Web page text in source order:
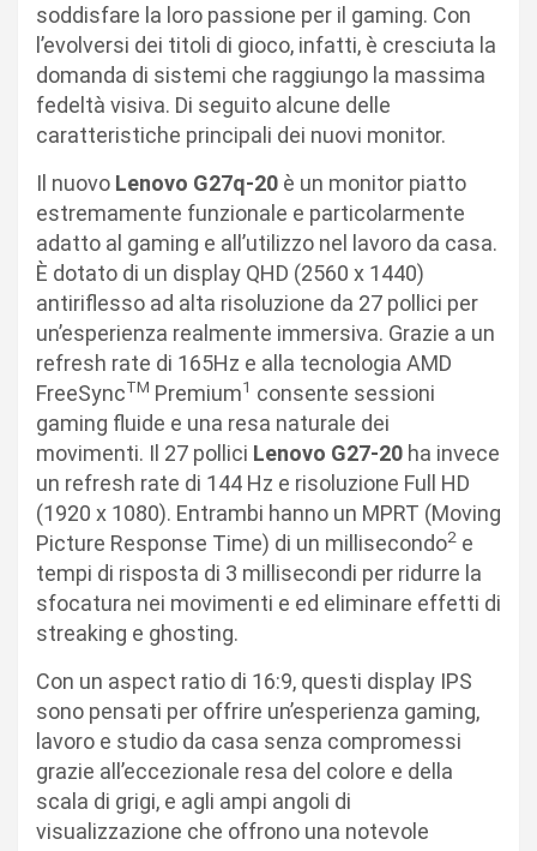
soddisfare la loro passione per il gaming. Con
l’evolversi dei titoli di gioco, infatti, è cresciuta la
domanda di sistemi che raggiungo la massima
fedeltà visiva. Di seguito alcune delle
caratteristiche principali dei nuovi monitor.
Il nuovo Lenovo G27q-20 è un monitor piatto
estremamente funzionale e particolarmente
adatto al gaming e all’utilizzo nel lavoro da casa.
È dotato di un display QHD (2560 x 1440)
antiriflesso ad alta risoluzione da 27 pollici per
un’esperienza realmente immersiva. Grazie a un
refresh rate di 165Hz e alla tecnologia AMD
FreeSyncTM Premium1 consente sessioni
gaming fluide e una resa naturale dei
movimenti. Il 27 pollici Lenovo G27-20 ha invece
un refresh rate di 144 Hz e risoluzione Full HD
(1920 x 1080). Entrambi hanno un MPRT (Moving
Picture Response Time) di un millisecondo2 e
tempi di risposta di 3 millisecondi per ridurre la
sfocatura nei movimenti e ed eliminare effetti di
streaking e ghosting.
Con un aspect ratio di 16:9, questi display IPS
sono pensati per offrire un’esperienza gaming,
lavoro e studio da casa senza compromessi
grazie all’eccezionale resa del colore e della
scala di grigi, e agli ampi angoli di
visualizzazione che offrono una notevole